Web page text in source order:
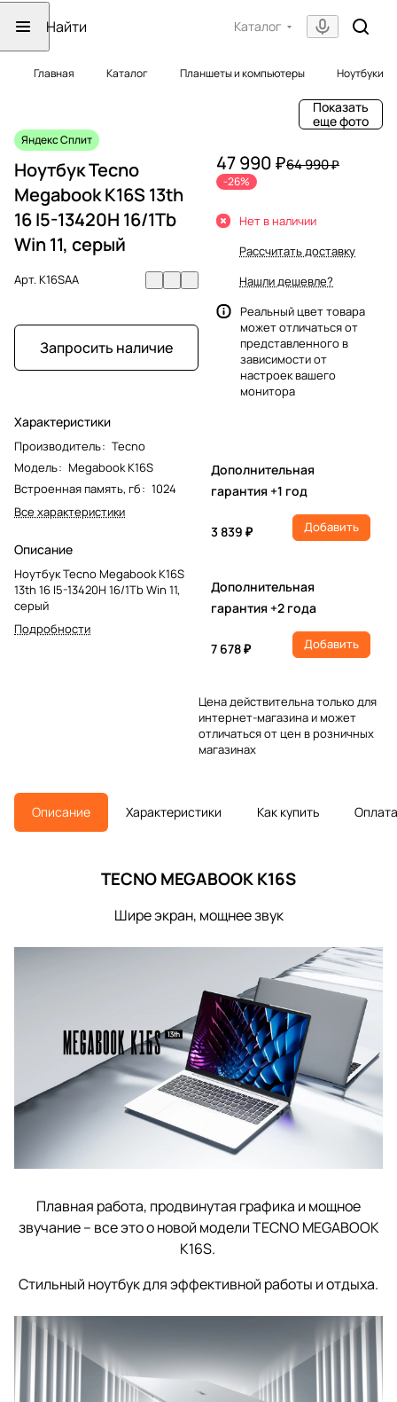
Каталог
Главная Каталог Планшеты и компьютеры Ноутбуки
Показать
еще фото
Яндекс Сплит
Ноутбук Tecno
Megabook K16S 13th
16 I5-13420H 16/1Tb
Win 11, серый
Арт.K16SAA
Запросить наличие
Характеристики
Производитель: Tecno
Модель: Megabook K16S
Встроенная память, гб: 1024
Все характеристики
Описание
Ноутбук Tecno Megabook K16S
13th 16 I5-13420H 16/1Tb Win 11,
серый
Подробности
47 990 ₽64 990 ₽
-26%
Нет в наличии
Рассчитать доставку
Нашли дешевле?
Реальный цвет товара
может отличаться от
представленного в
зависимости от
настроек вашего
монитора
Дополнительная
гарантия +1 год
3 839 ₽ Добавить
Дополнительная
гарантия +2 года
7 678 ₽ Добавить
Цена действительна только для
интернет-магазина и может
отличаться от цен в розничных
магазинах
Описание Характеристики Как купить Оплата
TECNO MEGABOOK K16S
Шире экран, мощнее звук
Плавная работа, продвинутая графика и мощное
звучание – все это о новой модели TECNO MEGABOOK
K16S.
Стильный ноутбук для эффективной работы и отдыха.